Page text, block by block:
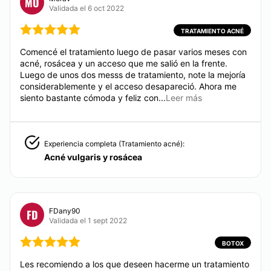
Métodos de pago aceptados:
Tarjeta de Crédito/Débito
Transferencia Bancaria
Efectivo
fraccionado, se requiere solo una sesión, se realiza
ambulatorio con resultados excelentes y sin recidiva.
CONTACTAR
Realizamos aumento de glúteos Sin cirugía mediante
técnicas mínimamente invasivas como PRP, Etrebelle
CONTACTAR
DRENAJE LINFÁTICO
Validada el 6 oct 2022
TRATAMIENTO ACNÉ
Comencé el tratamiento luego de pasar varios meses con
acné, rosácea y un acceso que me salió en la frente.
Luego de unos dos messs de tratamiento, note la mejoría
considerablemente y el acceso desapareció. Ahora me
siento bastante cómoda y feliz con...Leer más
Experiencia completa (Tratamiento acné):
Acné vulgaris y rosácea
FD
FDany90
Validada el 1 sept 2022
BOTOX
Les recomiendo a los que deseen hacerme un tratamiento